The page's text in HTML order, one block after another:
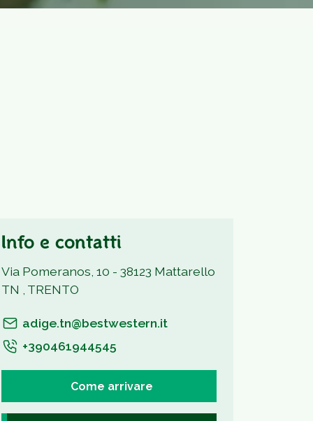
Info e contatti
Via Pomeranos, 10 - 38123 Mattarello
TN , TRENTO
adige.tn@bestwestern.it
+390461944545
Come arrivare